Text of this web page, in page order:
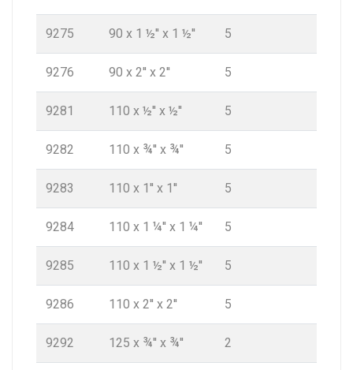
9275 90 x 1 ½'' x 1 ½'' 5
9276 90 x 2'' x 2'' 5
9281 110 x ½'' x ½'' 5
9282 110 x ¾'' x ¾'' 5
9283 110 x 1'' x 1'' 5
9284 110 x 1 ¼'' x 1 ¼'' 5
9285 110 x 1 ½'' x 1 ½'' 5
9286 110 x 2'' x 2'' 5
9292 125 x ¾'' x ¾'' 2